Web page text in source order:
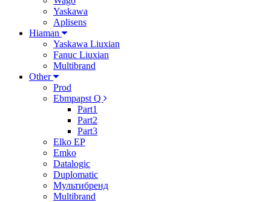
Yaskawa
Aplisens
Hiaman
Yaskawa Liuxian
Fanuc Liuxian
Multibrand
Other
Prod
Ebmpapst Q
Part1
Part2
Part3
Elko EP
Emko
Datalogic
Duplomatic
Мультибренд
Multibrand